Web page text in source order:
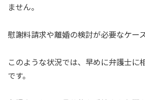
ません。
慰謝料請求や離婚の検討が必要なケー
このような状況では、早めに弁護士に
です。